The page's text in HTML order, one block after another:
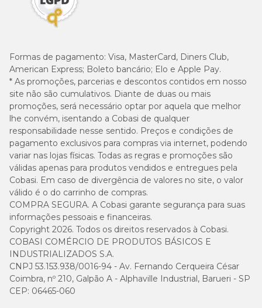
PremieR Pet
Fundada há mais de 20 anos, a PremieR Pet garante a mais alta
qualidade em seus produtos. Atualmente, a empresa é reconhecida
por ter se tornado especialista na nutrição dos animais de
estimação.
Ração Premier ambientes internos com menor
preço é na Cobasi!
Se você precisa daRação Premier ambientes internos com
menor preço, o pet shop online da Cobasi é o lugar certo! Aqui
você encontra as melhores opções decomedourose
ração para cachorrocom descontos incríveis. Além disso, você
pode agendar suas compras recorrentes com a nossa
Compra Programada. Aproveite!
Formas de pagamento: Visa, MasterCard, Diners Club,
American Express; Boleto bancário; Elo e Apple Pay.
* As promoções, parcerias e descontos contidos em nosso
site não são cumulativos. Diante de duas ou mais
promoções, será necessário optar por aquela que melhor
lhe convém, isentando a Cobasi de qualquer
responsabilidade nesse sentido. Preços e condições de
pagamento exclusivos para compras via internet, podendo
variar nas lojas físicas. Todas as regras e promoções são
válidas apenas para produtos vendidos e entregues pela
Cobasi. Em caso de divergência de valores no site, o valor
válido é o do carrinho de compras.
COMPRA SEGURA. A Cobasi garante segurança para suas
informações pessoais e financeiras.
Copyright 2026. Todos os direitos reservados à Cobasi.
COBASI COMÉRCIO DE PRODUTOS BÁSICOS E
INDUSTRIALIZADOS S.A.
CNPJ 53.153.938/0016-94 - Av. Fernando Cerqueira César
Coimbra, nº 210, Galpão A - Alphaville Industrial, Barueri - SP
CEP: 06465-060